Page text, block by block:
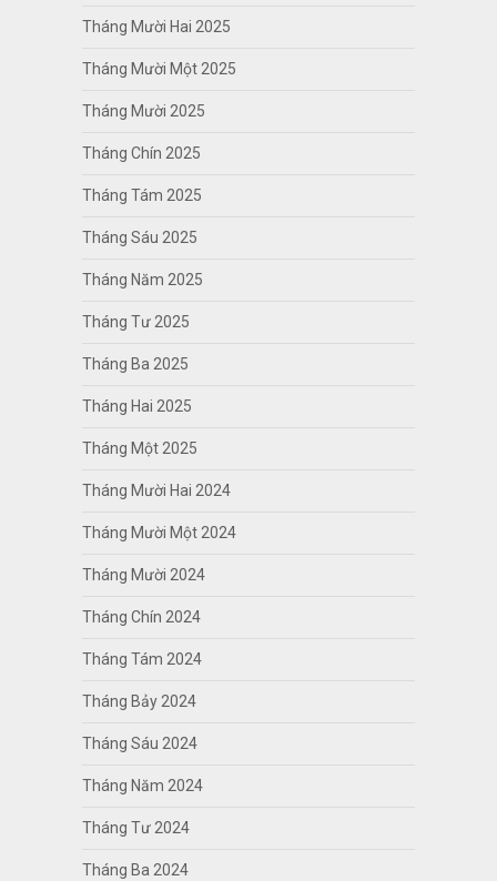
Tháng Mười Hai 2025
Tháng Mười Một 2025
Tháng Mười 2025
Tháng Chín 2025
Tháng Tám 2025
Tháng Sáu 2025
Tháng Năm 2025
Tháng Tư 2025
Tháng Ba 2025
Tháng Hai 2025
Tháng Một 2025
Tháng Mười Hai 2024
Tháng Mười Một 2024
Tháng Mười 2024
Tháng Chín 2024
Tháng Tám 2024
Tháng Bảy 2024
Tháng Sáu 2024
Tháng Năm 2024
Tháng Tư 2024
Tháng Ba 2024